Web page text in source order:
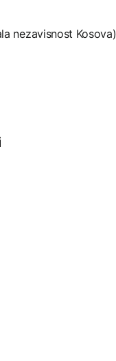
nezavisnost Kosova)